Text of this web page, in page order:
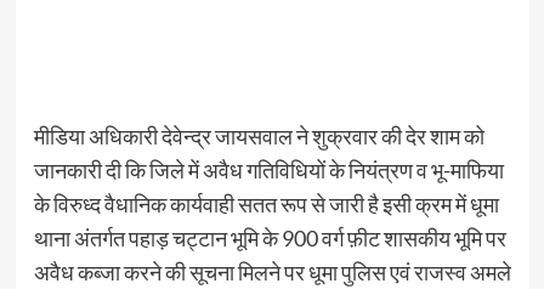
मीडिया अधिकारी देवेन्द्र जायसवाल ने शुक्रवार की देर शाम को
जानकारी दी कि जिले में अवैध गतिविधियों के नियंत्रण व भू-माफिया
के विरुध्द वैधानिक कार्यवाही सतत रूप से जारी है इसी क्रम में धूमा
थाना अंतर्गत पहाड़ चट्टान भूमि के 900 वर्ग फ़ीट शासकीय भूमि पर
अवैध कब्जा करने की सूचना मिलने पर धूमा पुलिस एवं राजस्व अमले